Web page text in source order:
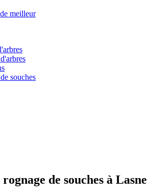
meilleur
souches
de souches à Lasne